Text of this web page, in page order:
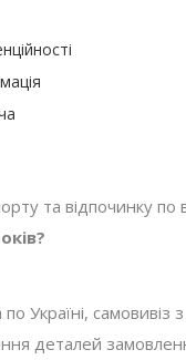
та відпочинку по
самовивіз з